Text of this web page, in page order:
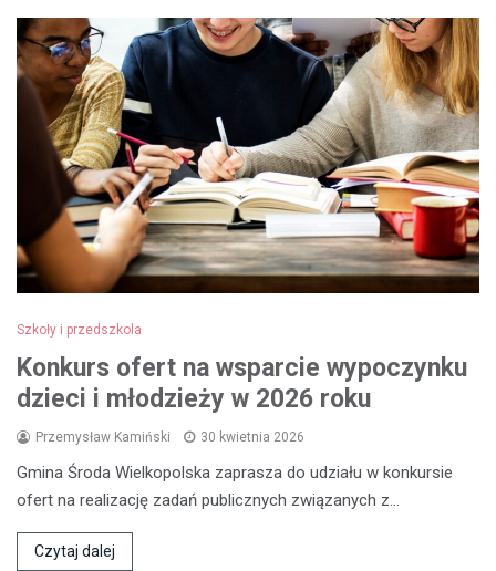
Szkoły i przedszkola
Konkurs ofert na wsparcie wypoczynku
dzieci i młodzieży w 2026 roku
Przemysław Kamiński 30 kwietnia 2026
Gmina Środa Wielkopolska zaprasza do udziału w konkursie
ofert na realizację zadań publicznych związanych z…
Czytaj dalej